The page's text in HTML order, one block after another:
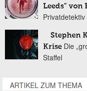
Leeds“ von
Stephen
Krise Die
Staffel
ARTIKEL ZUM THEMA